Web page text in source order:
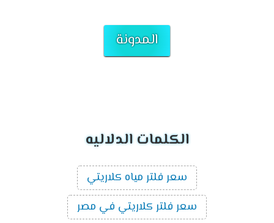
المدونة
الكلمات الدلاليه
سعر فلتر مياه كلاريتي
سعر فلتر كلاريتي في مصر